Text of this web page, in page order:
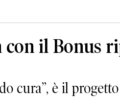
il Bonus
cura”, è il